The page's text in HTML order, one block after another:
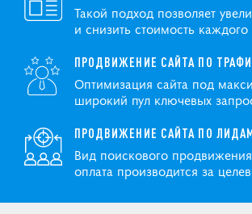
Такой подход позволяет
и снизить стоимость каждого
ПРОДВИЖЕНИЕ САЙТА ПО
Оптимизация сайта под
широкий пул ключевых
ПРОДВИЖЕНИЕ САЙТА ПО
Вид поискового
оплата производится за